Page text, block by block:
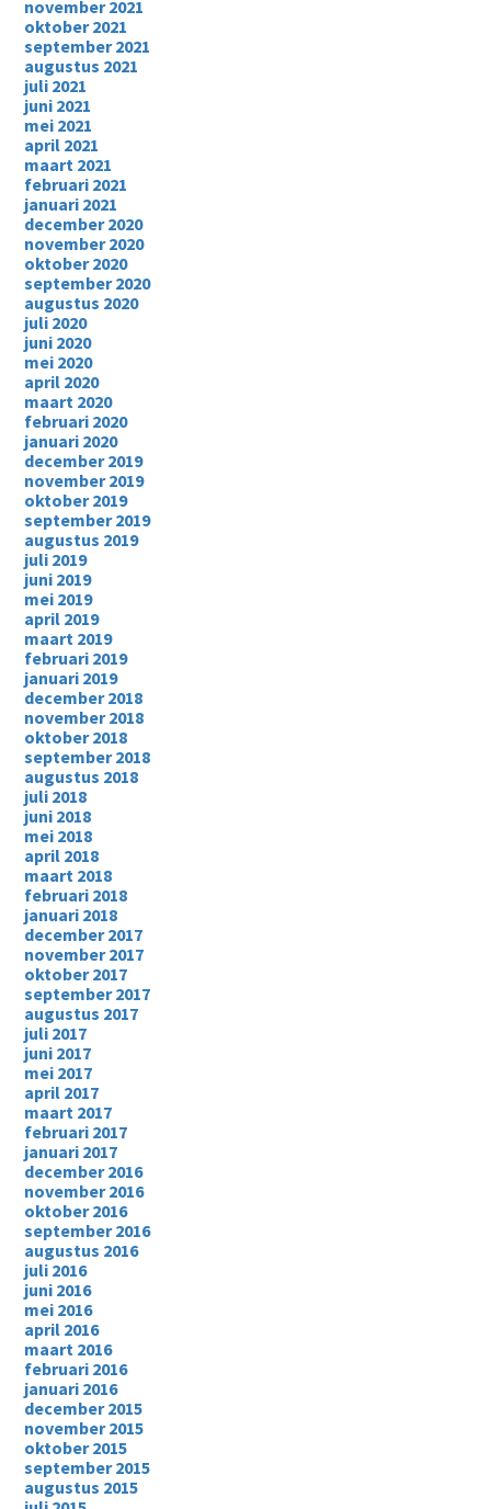
november 2021
oktober 2021
september 2021
augustus 2021
juli 2021
juni 2021
mei 2021
april 2021
maart 2021
februari 2021
januari 2021
december 2020
november 2020
oktober 2020
september 2020
augustus 2020
juli 2020
juni 2020
mei 2020
april 2020
maart 2020
februari 2020
januari 2020
december 2019
november 2019
oktober 2019
september 2019
augustus 2019
juli 2019
juni 2019
mei 2019
april 2019
maart 2019
februari 2019
januari 2019
december 2018
november 2018
oktober 2018
september 2018
augustus 2018
juli 2018
juni 2018
mei 2018
april 2018
maart 2018
februari 2018
januari 2018
december 2017
november 2017
oktober 2017
september 2017
augustus 2017
juli 2017
juni 2017
mei 2017
april 2017
maart 2017
februari 2017
januari 2017
december 2016
november 2016
oktober 2016
september 2016
augustus 2016
juli 2016
juni 2016
mei 2016
april 2016
maart 2016
februari 2016
januari 2016
december 2015
november 2015
oktober 2015
september 2015
augustus 2015